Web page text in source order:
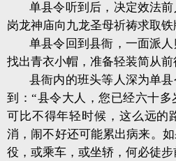
单县令听到后，决定效法
岗龙神庙向九龙圣母祈祷求取铁
单县令回到县衙，一面派
找出青衣小帽，准备轻装简从前
县衙内的班头等人深为单
到：“县令大人，您已经六十
可比不得年轻时候，这么远的
消，闹不好还可能累出病来。
役，或乘车，或坐轿，何必徒步